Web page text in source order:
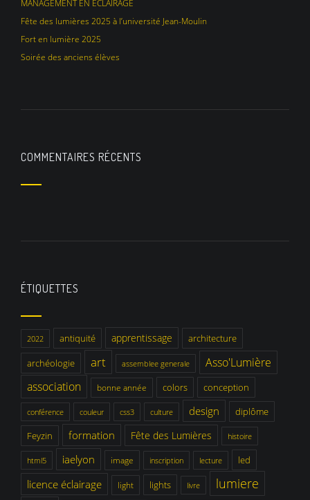
MANAGEMENT EN ÉCLAIRAGE
Fête des lumières 2025 à l’université Jean-Moulin
Fort en lumière 2025
Soirée des anciens élèves
COMMENTAIRES RÉCENTS
ÉTIQUETTES
2022 antiquité apprentissage
architecture
archéologie
art assemblee generale
Asso'Lumière
association
bonne année colors conception
conférence couleur css3 culture design
diplôme
Feyzin
formation Fête des Lumières histoire
html5 iaelyon image inscription lecture led
licence éclairage light lights livre lumiere